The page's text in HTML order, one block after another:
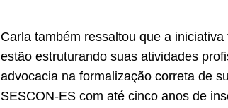
Carla também ressaltou que a
estão estruturando suas atividades
advocacia na formalização correta de
SESCON-ES com até cinco anos de